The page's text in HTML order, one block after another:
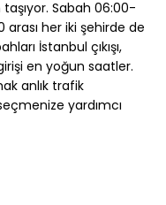
Sabah 06:00-
her iki şehirde de
İstanbul çıkışı,
en yoğun saatler.
anlık trafik
yardımcı